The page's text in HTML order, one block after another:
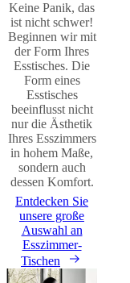
Keine Panik, das
ist nicht schwer!
Beginnen wir mit
der Form Ihres
Esstisches. Die
Form eines
Esstisches
beeinflusst nicht
nur die Ästhetik
Ihres Esszimmers
in hohem Maße,
sondern auch
dessen Komfort.
Entdecken Sie
unsere große
Auswahl an
Esszimmer-
Tischen